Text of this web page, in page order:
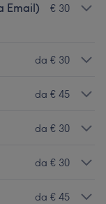
Email)
€ 30
da € 30
da € 45
da € 30
da € 30
da € 45